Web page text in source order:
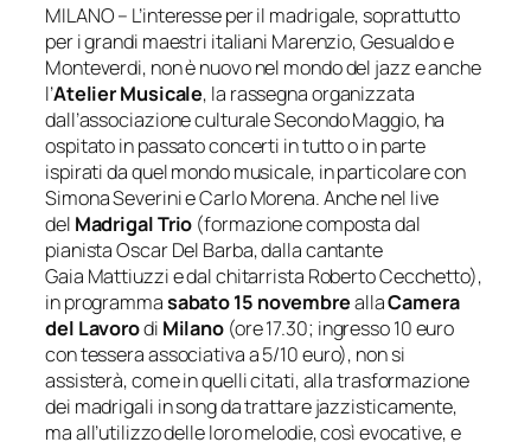
MILANO – L’interesse per il madrigale, soprattutto
per i grandi maestri italiani Marenzio, Gesualdo e
Monteverdi, non è nuovo nel mondo del jazz e anche
l’Atelier Musicale, la rassegna organizzata
dall’associazione culturale Secondo Maggio, ha
ospitato in passato concerti in tutto o in parte
ispirati da quel mondo musicale, in particolare con
Simona Severini e Carlo Morena. Anche nel live
del Madrigal Trio (formazione composta dal
pianista Oscar Del Barba, dalla cantante
Gaia Mattiuzzi e dal chitarrista Roberto Cecchetto),
in programmasabato 15 novembreallaCamera
del Lavorodi Milano (ore 17.30; ingresso 10 euro
con tessera associativa a 5/10 euro), non si
assisterà, come in quelli citati, alla trasformazione
dei madrigali in song da trattare jazzisticamente,
ma all’utilizzo delle loro melodie, così evocative, e